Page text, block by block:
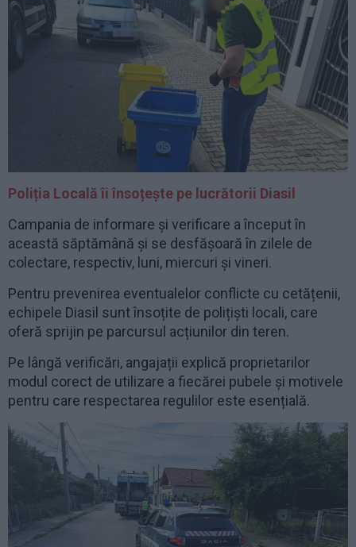
Poliția Locală îi însoțește pe lucrătorii Diasil
Campania de informare și verificare a început în
această săptămână și se desfășoară în zilele de
colectare, respectiv, luni, miercuri și vineri.
Pentru prevenirea eventualelor conflicte cu cetățenii,
echipele Diasil sunt însoțite de polițiști locali, care
oferă sprijin pe parcursul acțiunilor din teren.
Pe lângă verificări, angajații explică proprietarilor
modul corect de utilizare a fiecărei pubele și motivele
pentru care respectarea regulilor este esențială.